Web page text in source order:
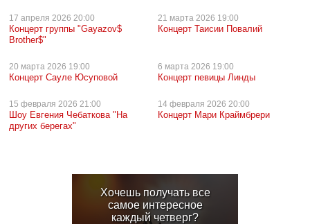
17 апреля 2026 20:00
Концерт группы "Gayazov$
Brother$"
21 марта 2026 19:00
Концерт Таисии Повалий
20 марта 2026 19:00
Концерт Сауле Юсуповой
6 марта 2026 19:00
Концерт певицы Линды
15 февраля 2026 21:00
Шоу Евгения Чебаткова "На
других берегах"
14 февраля 2026 20:00
Концерт Мари Краймбрери
Хочешь получать все
самое интересное
каждый четверг?